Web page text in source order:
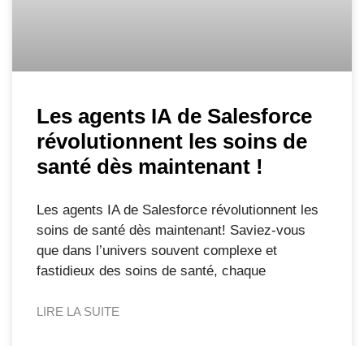
Les agents IA de Salesforce
révolutionnent les soins de
santé dès maintenant !
Les agents IA de Salesforce révolutionnent les
soins de santé dès maintenant! Saviez-vous
que dans l’univers souvent complexe et
fastidieux des soins de santé, chaque
LIRE LA SUITE